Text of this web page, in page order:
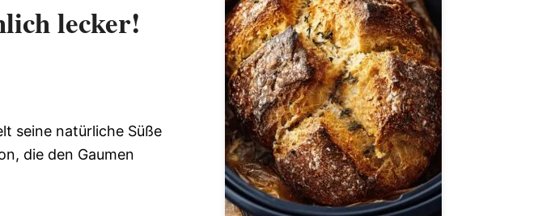
lecker!
seine natürliche Süße
die den Gaumen